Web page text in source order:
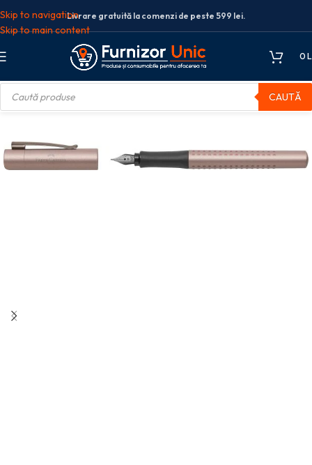
Skip to navigation
Skip to main content
Livrare gratuită la comenzi de peste 599 lei.
0
CAUTĂ
de scris